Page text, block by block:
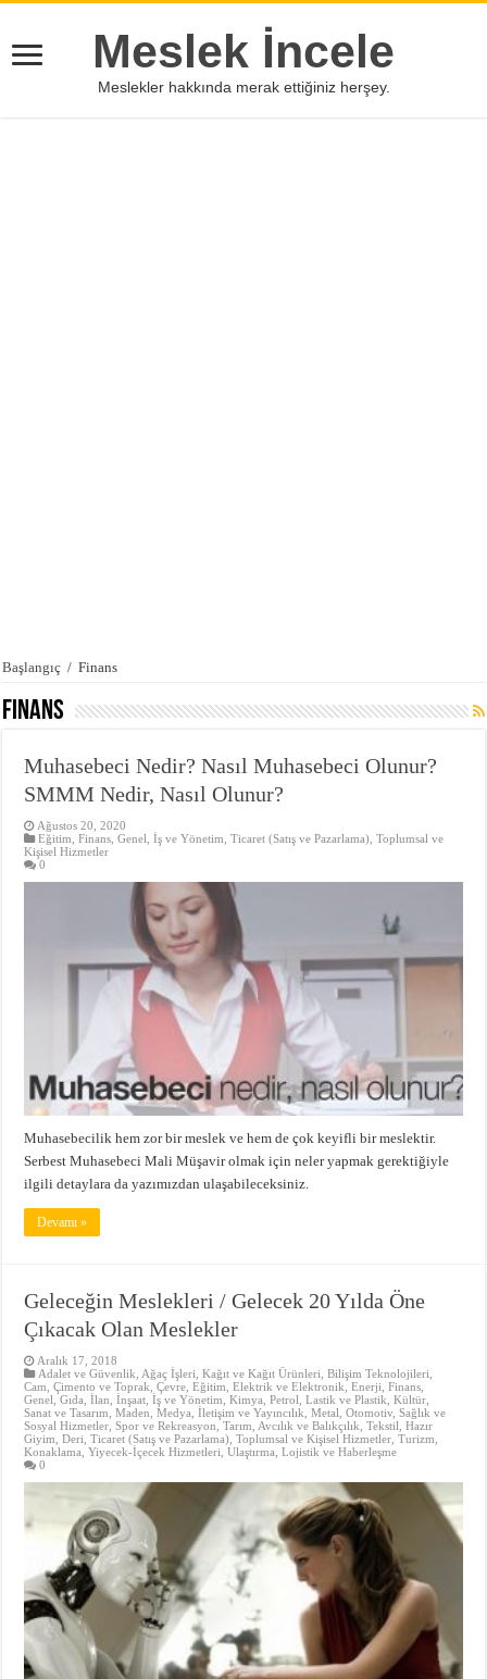
Meslek İncele
Meslekler hakkında merak ettiğiniz herşey.
Başlangıç / Finans
Finans
Muhasebeci Nedir? Nasıl Muhasebeci Olunur?
SMMM Nedir, Nasıl Olunur?
Ağustos 20, 2020
Eğitim ,Finans ,Genel ,İş ve Yönetim ,Ticaret (Satış ve Pazarlama) ,Toplumsal ve
Kişisel Hizmetler
0
Muhasebecilik hem zor bir meslek ve hem de çok keyifli bir meslektir.
Serbest Muhasebeci Mali Müşavir olmak için neler yapmak gerektiğiyle
ilgili detaylara da yazımızdan ulaşabileceksiniz.
Devamı »
Geleceğin Meslekleri / Gelecek 20 Yılda Öne
Çıkacak Olan Meslekler
Aralık 17, 2018
Adalet ve Güvenlik Ağaç İşleri, Kağıt ve Kağıt Ürünleri ,Bilişim Teknolojileri
Cam, Çimento ve Toprak ,Çevre ,Eğitim ,Elektrik ve Elektronik ,Enerji ,Finans
Genel ,Gıda ,İlan ,İnşaat ,İş ve Yönetim ,Kimya, Petrol, Lastik ve Plastik ,Kültür,
Sanat ve Tasarım ,Maden ,Medya, İletişim ve Yayıncılık ,Metal ,Otomotiv,Sağlık ve
Sosyal Hizmetler ,Spor ve Rekreasyon ,Tarım, Avcılık ve Balıkçılık ,Tekstil, Hazır
Giyim, Deri ,Ticaret (Satış ve Pazarlama) ,Toplumsal ve Kişisel Hizmetler ,Turizm,
Konaklama, Yiyecek-İçecek Hizmetleri ,Ulaştırma, Lojistik ve Haberleşme
0